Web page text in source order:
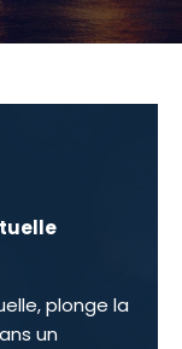
plonge la
un